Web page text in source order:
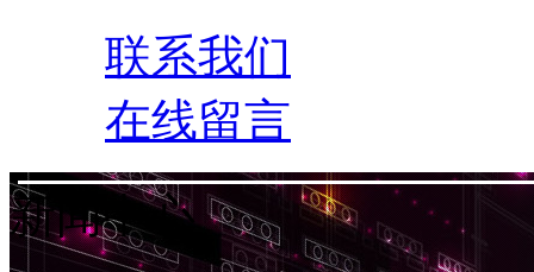
联系我们
在线留言
新闻中心